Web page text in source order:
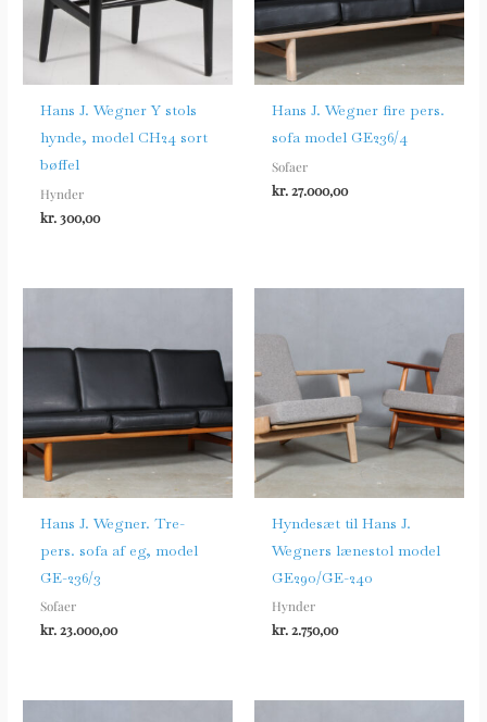
Hans J. Wegner Y stols
hynde, model CH24 sort
bøffel
Hynder
kr.300,00
Hans J. Wegner fire pers.
sofa model GE236/4
Sofaer
kr.27.000,00
Hans J. Wegner. Tre-
pers. sofa af eg, model
GE-236/3
Sofaer
kr.23.000,00
Hyndesæt til Hans J.
Wegners lænestol model
GE290/GE-240
Hynder
kr.2.750,00